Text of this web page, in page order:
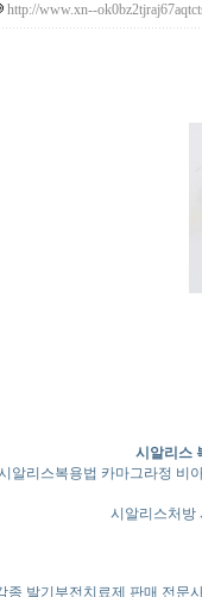
http://www.xn--
시알리스
알리스복용법 카마그라정 비
시알리스처방
종 발기부전치료제 판매 전문